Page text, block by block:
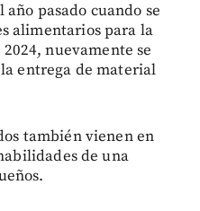
año pasado cuando se
alimentarios para la
nuevamente se
entrega de material
también vienen en
de una